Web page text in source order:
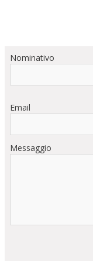
Nominativo
Email
Messaggio